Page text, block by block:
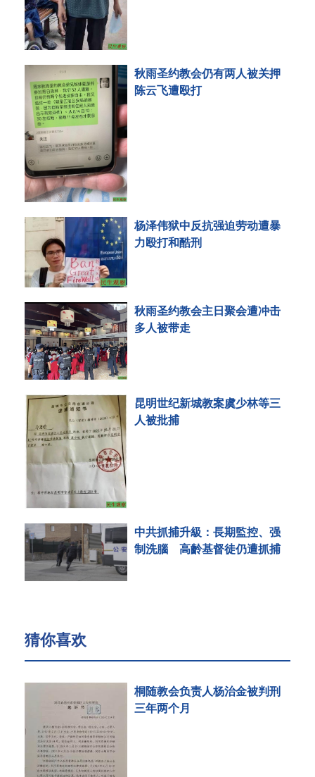
秋雨圣约教会仍有两人被关押
陈云飞遭殴打
杨泽伟狱中反抗强迫劳动遭暴
力殴打和酷刑
秋雨圣约教会主日聚会遭冲击
多人被带走
昆明世纪新城教案虞少林等三
人被批捕
中共抓捕升級：長期監控、强
制洗腦 高齡基督徒仍遭抓捕
猜你喜欢
桐随教会负责人杨治金被判刑
三年两个月